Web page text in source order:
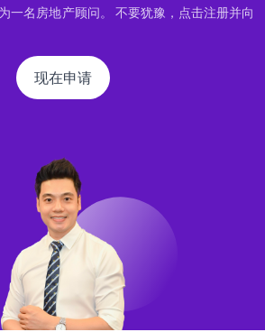
一名房地产顾问。 不要犹豫，点击注册并向
现在申请